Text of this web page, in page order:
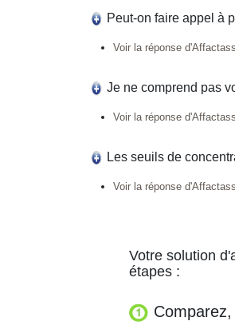
Peut-on faire appel à
Voir la réponse
Je ne comprend pas
Voir la réponse
Les seuils de
Voir la réponse
Votre solution
étapes :